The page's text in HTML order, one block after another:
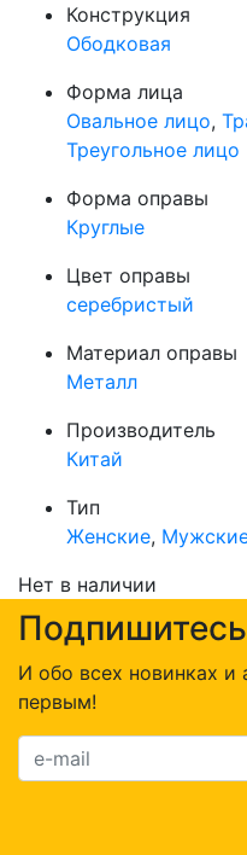
Конструкция
Ободковая
Форма лица
Овальное лицо,
Треугольное лицо
Форма оправы
Круглые
Цвет оправы
серебристый
Материал оправы
Металл
Производитель
Китай
Тип
Женские,
Нет в наличии
И обо всех новинках и
первым!